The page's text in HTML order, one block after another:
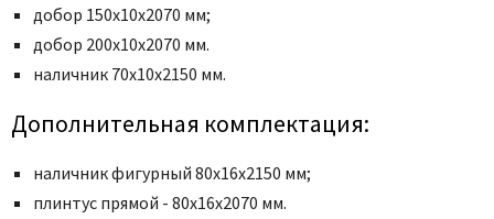
добор 150х10х2070 мм;
добор 200х10х2070 мм.
наличник 70x10x2150 мм.
Дополнительная комплектация:
наличник фигурный 80х16х2150 мм;
плинтус прямой - 80х16х2070 мм.